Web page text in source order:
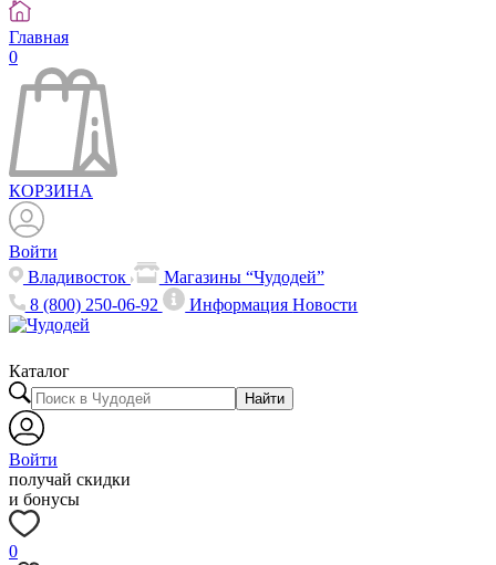
Главная
0
КОРЗИНА
Войти
Владивосток
Магазины “Чудодей”
8 (800) 250-06-92
ИнформацияНовости
Каталог
Найти
Войти
получай скидки
и бонусы
0